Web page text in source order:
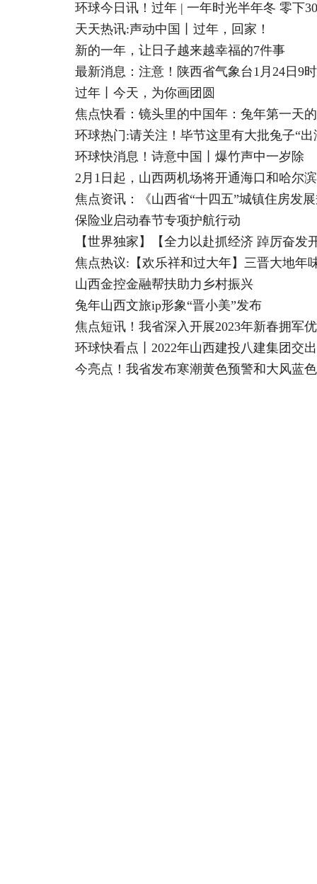
环球今日讯！过年 | 一年时光半年冬 零下
天天热讯:声动中国丨过年，回家！
新的一年，让日子越来越幸福的7件事
最新消息：​注意！陕西省气象台1月24日9
过年丨今天，为你画团圆
焦点快看：镜头里的中国年：兔年第一天
环球热门:请关注！毕节这里有大批兔子“出
环球快消息！诗意中国丨爆竹声中一岁除
2月1日起，山西两机场将开通海口和哈尔
焦点资讯：《山西省“十四五”城镇住房发
保险业启动春节专项护航行动
【世界独家】【全力以赴抓经济 踔厉奋
焦点热议:【欢乐祥和过大年】三晋大地年
山西金控金融帮扶助力乡村振兴
兔年山西文旅ip形象“晋小美”发布
焦点短讯！我省深入开展2023年新春拥军
环球快看点丨2022年山西建投八建集团交
今亮点！我省发布寒潮黄色预警和大风蓝